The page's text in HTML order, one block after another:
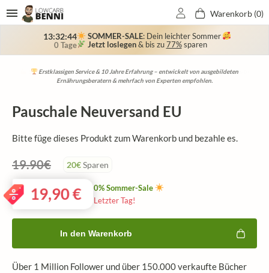
Warenkorb (0)
13:32:44
0 Tage
SOMMER-SALE: Dein leichter Sommer
Jetzt loslegen& bis zu77%sparen
Schließe dich 150.000+ Kunden an, die ihr Wunschgewicht durch unser LowCarb-
Konzept erreicht haben!
Erstklassigen Service & 10 Jahre Erfahrung – entwickelt von ausgebildeten
Ernährungsberatern & mehrfach von Experten empfohlen.
Schneller & freundlicher Support: Werktags nur wenige Stunden Reaktionszeit –
erreichbar via WhatsApp, E-Mail & Facebook!
Bekannt aus TV & Zeitung: RTL, Sat1, NTV, VOX, Kabel1, Bild der Frau, OK-Magazine,
Für Sie, Grazia, Jolie, uvm.
Pauschale Neuversand EU
Bitte füge dieses Produkt zum Warenkorb und bezahle es.
19.90€ 20€Sparen
19,90€
0% Sommer-Sale
Letzter Tag!
In den Warenkorb
Über 1 Million Follower und über 150.000 verkaufte Bücher